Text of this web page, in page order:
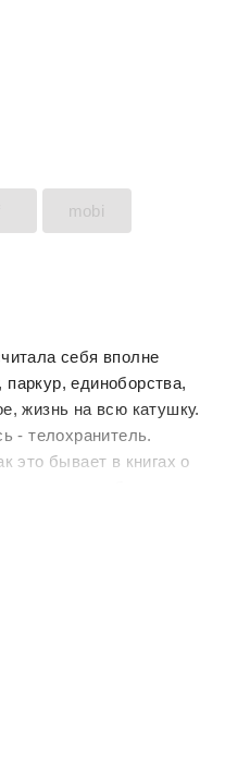
mobi
себя вполне
единоборства,
жизнь на всю катушку.
- телохранитель.
это бывает в книгах о